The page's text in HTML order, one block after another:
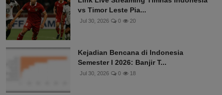
vs Timor Leste Pia...
Jul 30, 2026 0 20
Kejadian Bencana di Indonesia
Semester I 2026: Banjir T...
Jul 30, 2026 0 18